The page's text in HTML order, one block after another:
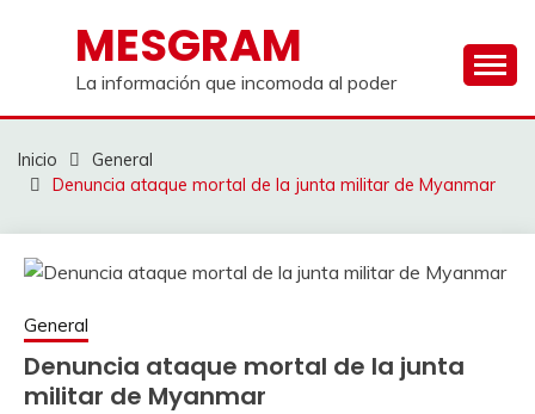
contenidoMESGRAM
La información que incomoda al poder
Inicio
General
Denuncia ataque mortal de la junta militar de Myanmar
General
Denuncia ataque mortal de la junta
militar de Myanmar